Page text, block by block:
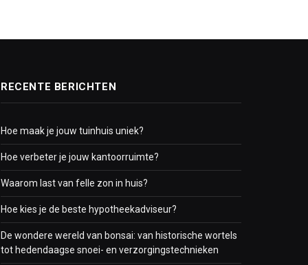
RECENTE BERICHTEN
Hoe maak je jouw tuinhuis uniek?
Hoe verbeter je jouw kantoorruimte?
Waarom last van felle zon in huis?
Hoe kies je de beste hypotheekadviseur?
De wondere wereld van bonsai: van historische wortels
tot hedendaagse snoei- en verzorgingstechnieken